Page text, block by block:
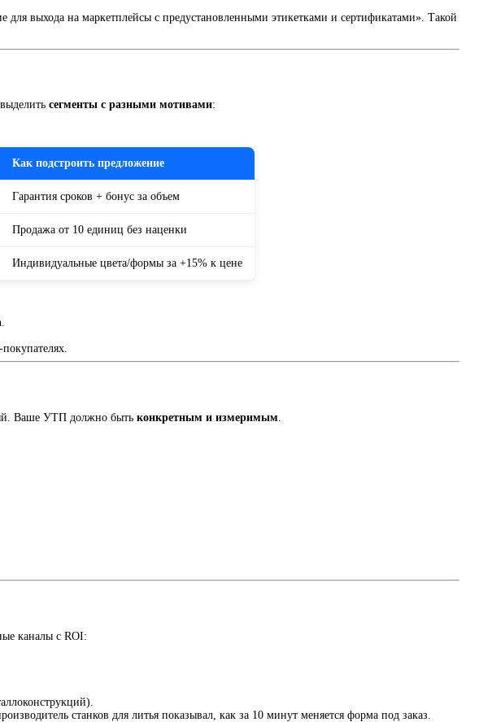
выхода на маркетплейсы с предустановленными этикетками и сертификатами». Такой
сегменты с разными мотивами:
Как подстроить предложение
Гарантия сроков + бонус за объем
Продажа от 10 единиц без наценки
Индивидуальные цвета/формы за +15% к цене
Ваше УТП должно быть конкретным и измеримым
каналы с ROI:
станков для литья показывал, как за 10 минут меняется форма под заказ.